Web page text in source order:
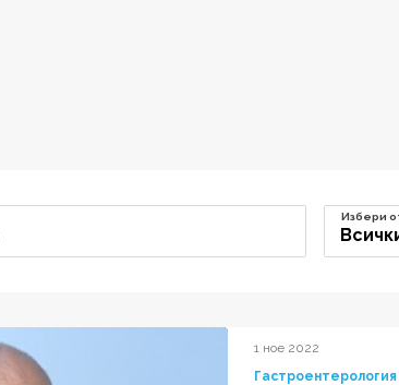
Избери
1 ное 2022
Гастроентерология